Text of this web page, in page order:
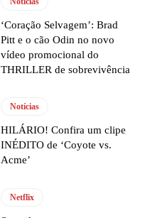
‘Coração Selvagem’: Brad
Pitt e o cão Odin no novo
vídeo promocional do
THRILLER de sobrevivência
Notícias
HILÁRIO! Confira um clipe
INÉDITO de ‘Coyote vs.
Acme’
Netflix